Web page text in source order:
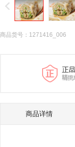
商品货号：1271416_006
商品详情